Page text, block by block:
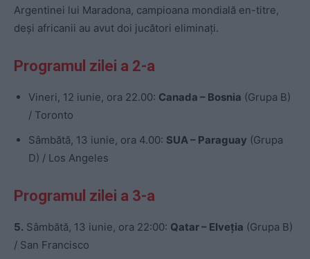
Argentinei lui Maradona, campioana mondială en-titre,
deși africanii au avut doi jucători eliminați.
Programul zilei a 2-a
Vineri, 12 iunie, ora 22.00: Canada – Bosnia (Grupa B)
/ Toronto
Sâmbătă, 13 iunie, ora 4.00: SUA – Paraguay (Grupa
D) / Los Angeles
Programul zilei a 3-a
5. Sâmbătă, 13 iunie, ora 22:00: Qatar – Elveția (Grupa B)
/ San Francisco